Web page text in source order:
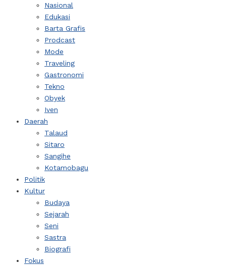
Nasional
Edukasi
Barta Grafis
Prodcast
Mode
Traveling
Gastronomi
Tekno
Obyek
Iven
Daerah
Talaud
Sitaro
Sangihe
Kotamobagu
Politik
Kultur
Budaya
Sejarah
Seni
Sastra
Biografi
Fokus